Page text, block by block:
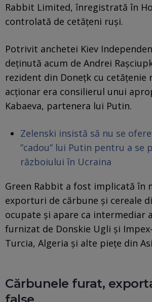
Rabbit Limited, înregistrată în
controlată de cetățeni ruși.
Potrivit anchetei Kiev
deținută acum de Andrei
rezident din Donețk cu cetățenie
acționar era consilierul unui
Kabaeva, partenera lui Putin.
Zelenski insistă să nu se
”cadou” lui Putin pentru a se
războiului în Ucraina
Green Rabbit a fost implicată în
exporturi de cărbune și cereale
ocupate și apare ca intermediar
furnizat de Donskie Ugli și
Turcia, Algeria și alte piețe din
Cărbunele furat,